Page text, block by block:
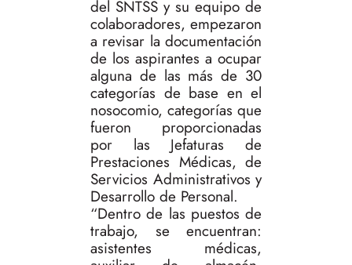
del SNTSS y su equipo de
colaboradores, empezaron
a revisar la documentación
de los aspirantes a ocupar
alguna de las más de 30
categorías de base en el
nosocomio, categorías que
fueron proporcionadas
por las Jefaturas de
Prestaciones Médicas, de
Servicios Administrativos y
Desarrollo de Personal.
“Dentro de las puestos de
trabajo, se encuentran:
asistentes médicas,